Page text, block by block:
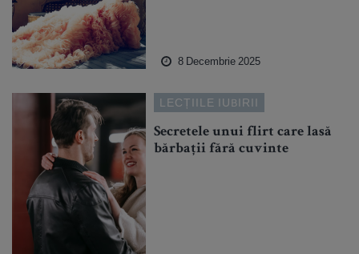
8 Decembrie 2025
LECȚIILE IUBIRII
Secretele unui flirt care lasă
bărbații fără cuvinte